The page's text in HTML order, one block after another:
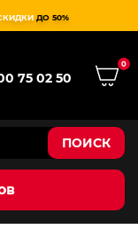
ДО 50%
75 02 50
0
ПОИСК